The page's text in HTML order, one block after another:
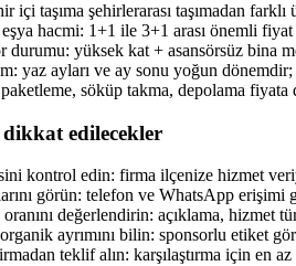
içi taşıma şehirlerarası taşımadan
eşya hacmi: 1+1 ile 3+1 arası önemli fiyat
durumu: yüksek kat + asansörsüz bina
yaz ayları ve ay sonu yoğun
söküp takma, depolama fiyata
edilecekler
kontrol edin: firma ilçenize hizmet
görün: telefon ve WhatsApp erişimi
değerlendirin: açıklama, hizmet
ayrımını bilin: sponsorlu etiket
teklif alın: karşılaştırma için en